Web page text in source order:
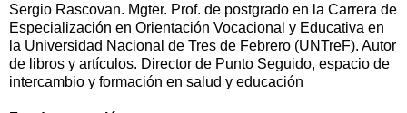
Sergio Rascovan. Mgter. Prof. de postgrado en la Carrera de
Especialización en Orientación Vocacional y Educativa en
la Universidad Nacional de Tres de Febrero (UNTreF). Autor
de libros y artículos. Director de Punto Seguido, espacio de
intercambio y formación en salud y educación